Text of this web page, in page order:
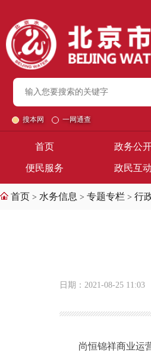
搜本网 一网通查
首页 政务公
便民服务 政民互动
首页 > 水务信息 > 专题专栏 > 行
日期：2021-08-25 11:03
尚恒锦祥商业运